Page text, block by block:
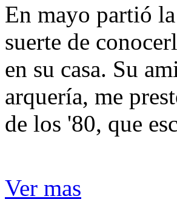
En mayo partió
suerte de
en su casa. Su
arquería, me
de los '80, que
Ver mas